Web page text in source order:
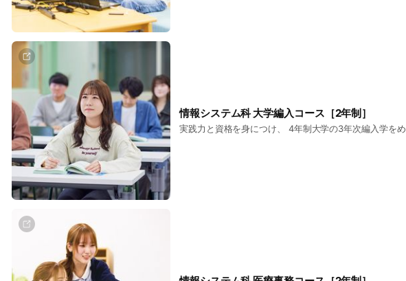
情報システム科 大学編入コース［2年制］
実践力と資格を身につけ、 4年制大学の3年次編入学を